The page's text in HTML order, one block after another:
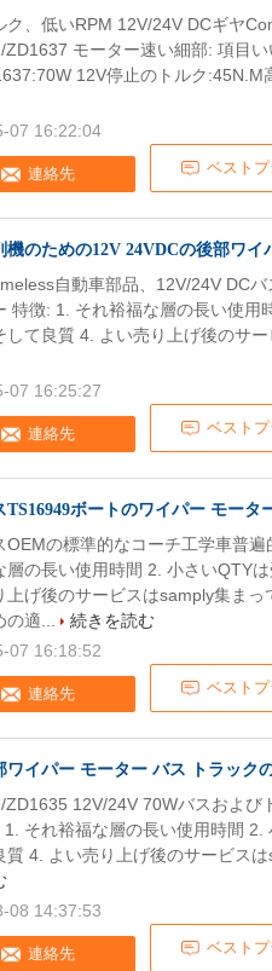
連絡先 ベスト
ク、低いRPM 12V/24V DCギヤ
ZD1637 モーター速い細部: 項目
12V停止のトルク:45N.M
07 16:22:04
機のための12V 24VDCの後部ワイ
連絡先 ベスト
自動車部品、12V/24V DC
特徴: 1. それ裕福な層の長い使用
して良質 4. よい売り上げ後のサ
07 16:25:27
TS16949ボートのワイパー モータ
連絡先 ベスト
OEMの標準的なコーチ工学車普
層の長い使用時間 2. 小さいQTY
上げ後のサービスはsamply集ま
の適...
続きを読む
07 16:18:52
ワイパー モーター バス トラック
連絡先 ベスト
ZD1635 12V/24V 70Wバスおよび
1. それ裕福な層の長い使用時間
質 4. よい売り上げ後のサービス
08 14:37:53